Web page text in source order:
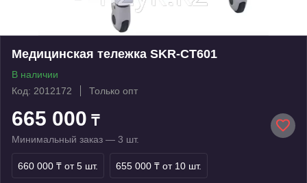
Медицинская тележка SKR-CT601
В наличии
Код: 2012172
Только опт
665 000 ₸
Минимальный заказ — 3 шт.
660 000 ₸ от 5 шт. 655 000 ₸ от 10 шт.